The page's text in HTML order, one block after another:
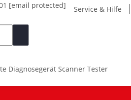
Service & Hilfe
[email protected]
Diagnosegerät Scanner Tester